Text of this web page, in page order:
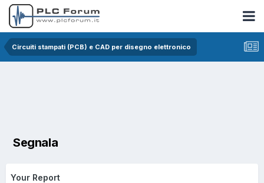
Circuiti stampati (PCB) e CAD per disegno elettronico
Segnala
Your Report